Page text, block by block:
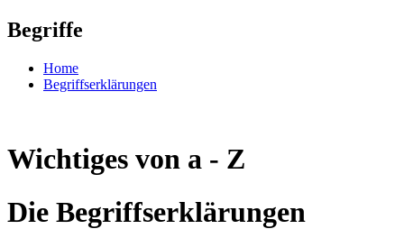
Begriffe
Home
Begriffserklärungen
Wichtiges von a - Z
Die Begriffserklärungen